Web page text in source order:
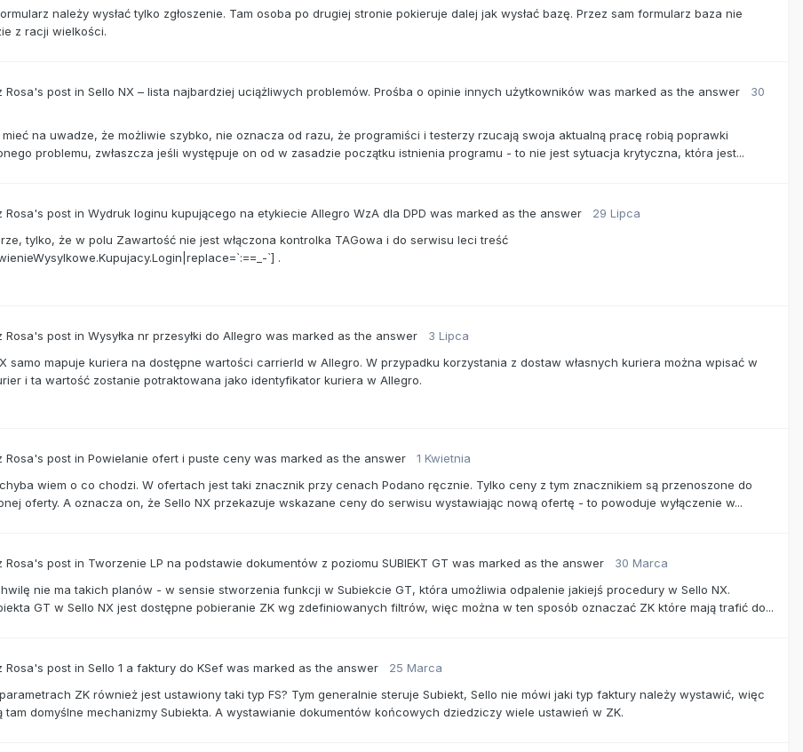
należy wysłać tylko zgłoszenie. Tam osoba po drugiej stronie pokieruje dalej jak wysłać bazę. Przez sam formularz baza nie
z racji wielkości.
Rosa's post in Sello NX – lista najbardziej uciążliwych problemów. Prośba o opinie innych użytkowników was marked as the answer
30
mieć na uwadze, że możliwie szybko, nie oznacza od razu, że programiści i testerzy rzucają swoja aktualną pracę robią poprawki
problemu, zwłaszcza jeśli występuje on od w zasadzie początku istnienia programu - to nie jest sytuacja krytyczna, która jest...
Rosa's post in Wydruk loginu kupującego na etykiecie Allegro WzA dla DPD was marked as the answer
29 Lipca
tylko, że w polu Zawartość nie jest włączona kontrolka TAGowa i do serwisu leci treść
`] .
Rosa's post in Wysyłka nr przesyłki do Allegro was marked as the answer
3 Lipca
samo mapuje kuriera na dostępne wartości carrierId w Allegro. W przypadku korzystania z dostaw własnych kuriera można wpisać w
i ta wartość zostanie potraktowana jako identyfikator kuriera w Allegro.
Rosa's post in Powielanie ofert i puste ceny was marked as the answer
1 Kwietnia
wiem o co chodzi. W ofertach jest taki znacznik przy cenach Podano ręcznie. Tylko ceny z tym znacznikiem są przenoszone do
oferty. A oznacza on, że Sello NX przekazuje wskazane ceny do serwisu wystawiając nową ofertę - to powoduje wyłączenie w...
Rosa's post in Tworzenie LP na podstawie dokumentów z poziomu SUBIEKT GT was marked as the answer
30 Marca
nie ma takich planów - w sensie stworzenia funkcji w Subiekcie GT, która umożliwia odpalenie jakiejś procedury w Sello NX.
GT w Sello NX jest dostępne pobieranie ZK wg zdefiniowanych filtrów, więc można w ten sposób oznaczać ZK które mają trafić do...
Rosa's post in Sello 1 a faktury do KSef was marked as the answer
25 Marca
ZK również jest ustawiony taki typ FS? Tym generalnie steruje Subiekt, Sello nie mówi jaki typ faktury należy wystawić, więc
tam domyślne mechanizmy Subiekta. A wystawianie dokumentów końcowych dziedziczy wiele ustawień w ZK.